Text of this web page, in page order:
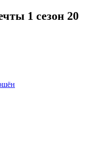
1 сезон 20